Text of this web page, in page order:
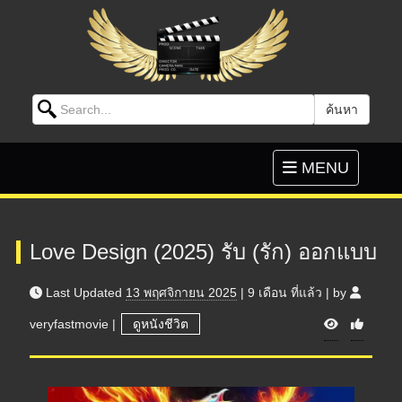
Search for: ค้นหา
Toggle
navigation
MENU
Love Design (2025) รับ (รัก) ออกแบบ
Last Updated 13 พฤศจิกายน 2025 | 9 เดือน ที่แล้ว | by
veryfastmovie | ดูหนังชีวิต V
i
e